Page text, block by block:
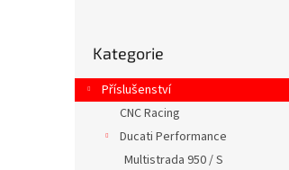
r
a
kategorie
Kategorie
Příslušenství
CNC Racing
Ducati Performance
Multistrada 950 / S